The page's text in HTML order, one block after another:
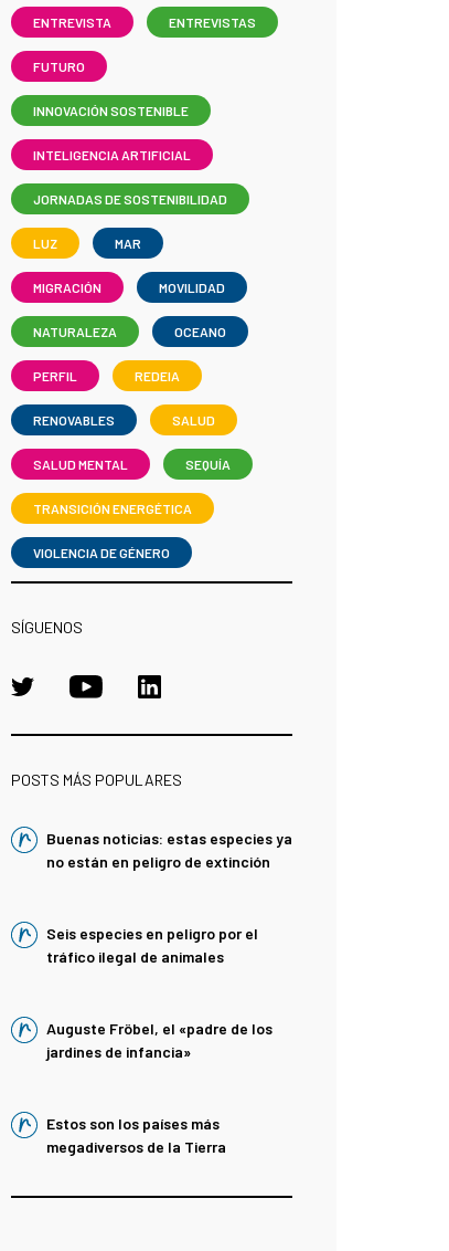
ENTREVISTA ENTREVISTAS
FUTURO
INNOVACIÓN SOSTENIBLE
INTELIGENCIA ARTIFICIAL
JORNADAS DE SOSTENIBILIDAD
LUZ MAR
MIGRACIÓN MOVILIDAD
NATURALEZA OCEANO
PERFIL REDEIA
RENOVABLES SALUD
SALUD MENTAL SEQUÍA
TRANSICIÓN ENERGÉTICA
VIOLENCIA DE GÉNERO
SÍGUENOS
POSTS MÁS POPULARES
Buenas noticias: estas especies ya
no están en peligro de extinción
Seis especies en peligro por el
tráfico ilegal de animales
Auguste Fröbel, el «padre de los
jardines de infancia»
Estos son los países más
megadiversos de la Tierra